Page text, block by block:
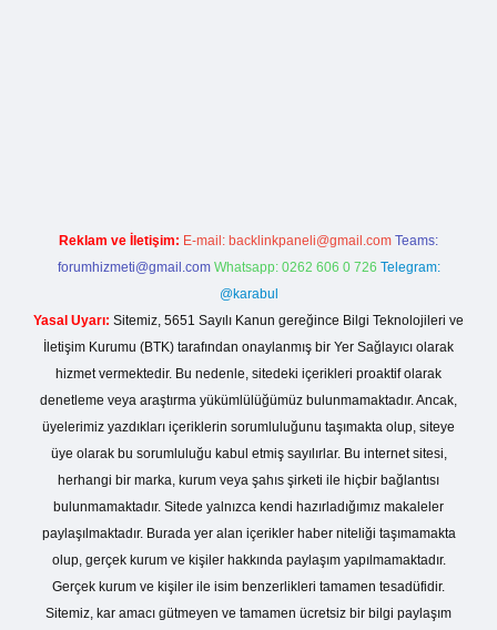
Reklam ve İletişim: E-mail: backlinkpaneli@gmail.com Teams:
forumhizmeti@gmail.com Whatsapp: 0262 606 0 726 Telegram:
@karabul
Yasal Uyarı: Sitemiz, 5651 Sayılı Kanun gereğince Bilgi Teknolojileri ve
İletişim Kurumu (BTK) tarafından onaylanmış bir Yer Sağlayıcı olarak
hizmet vermektedir. Bu nedenle, sitedeki içerikleri proaktif olarak
denetleme veya araştırma yükümlülüğümüz bulunmamaktadır. Ancak,
üyelerimiz yazdıkları içeriklerin sorumluluğunu taşımakta olup, siteye
üye olarak bu sorumluluğu kabul etmiş sayılırlar. Bu internet sitesi,
herhangi bir marka, kurum veya şahıs şirketi ile hiçbir bağlantısı
bulunmamaktadır. Sitede yalnızca kendi hazırladığımız makaleler
paylaşılmaktadır. Burada yer alan içerikler haber niteliği taşımamakta
olup, gerçek kurum ve kişiler hakkında paylaşım yapılmamaktadır.
Gerçek kurum ve kişiler ile isim benzerlikleri tamamen tesadüfidir.
Sitemiz, kar amacı gütmeyen ve tamamen ücretsiz bir bilgi paylaşım